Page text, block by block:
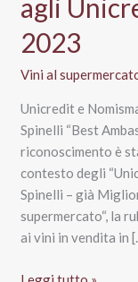
agli
2023
Vini al
Unicredit e
Spinelli “Best
riconoscimento è
contesto degli
Spinelli – già
supermercato“, la
ai vini in vendita in
Cantine